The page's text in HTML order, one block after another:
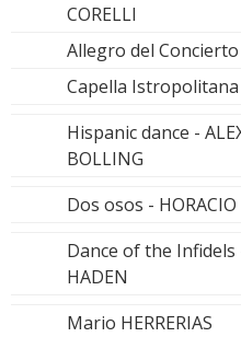
CORELLI
Allegro del Concierto
Capella
Hispanic dance -
BOLLING
Dos osos - HORACIO
Dance of the Infidels
HADEN
Mario HERRERIAS